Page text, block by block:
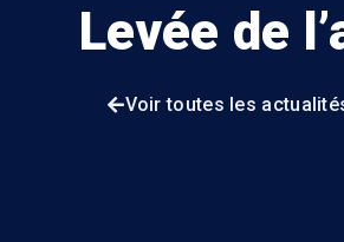
Levée de
Voir toutes les